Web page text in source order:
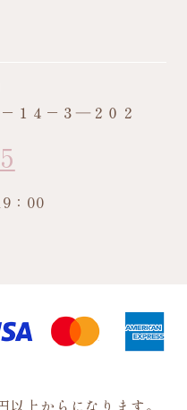
１４－３―２０２
：00
上からになります。